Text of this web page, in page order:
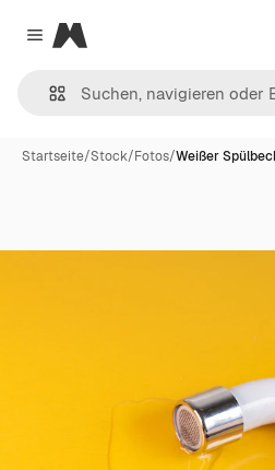
Close menu
Magnific
Startseite/Stock/Fotos/Weißer